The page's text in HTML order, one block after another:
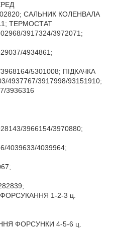
САЛЬНИК КОЛЕНВАЛА
ТЕРМОСТАТ
3917324/3972071;
4934861;
5301008; ПІДКАЧКА
3917998/93151910;
3936316
3966154/3970880;
4039964;
1-2-3 ц.
ФОРСУНКИ 4-5-6 ц.